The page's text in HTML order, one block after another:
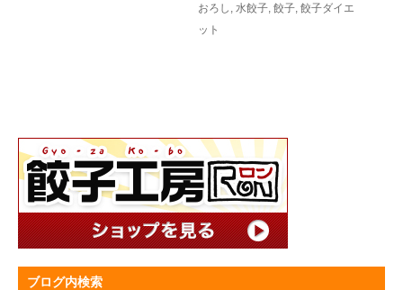
おろし 水餃子 餃子 餃子ダイエ
ット
ブログ内検索